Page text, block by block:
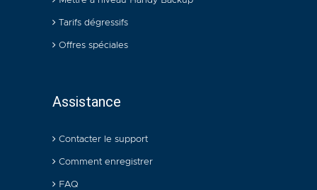
Tarifs dégressifs
Offres spéciales
Assistance
Contacter le support
Comment enregistrer
FAQ